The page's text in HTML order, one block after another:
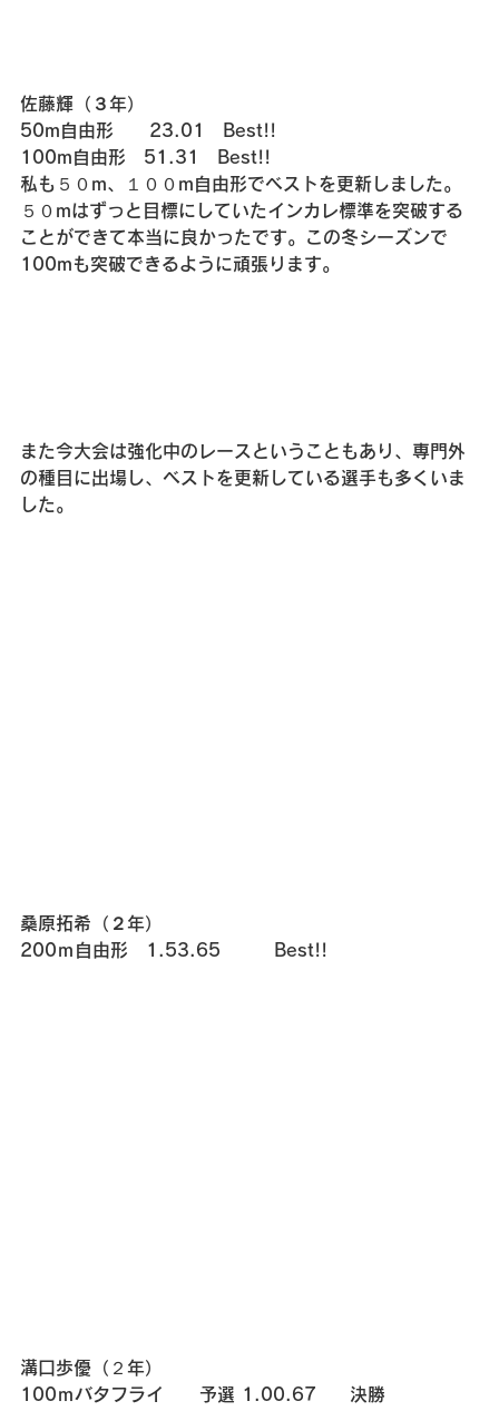
佐藤輝（３年）
50m自由形　　23.01　Best!!
100m自由形　51.31　Best!!
私も５０m、１００m自由形でベストを更新しました。
５０mはずっと目標にしていたインカレ標準を突破する
ことができて本当に良かったです。この冬シーズンで
100mも突破できるように頑張ります。
また今大会は強化中のレースということもあり、専門外
の種目に出場し、ベストを更新している選手も多くいま
した。
桑原拓希（２年）
200ｍ自由形　1.53.65　　　Best!!
溝口歩優（２年）
100ｍバタフライ　　予選 1.00.67     決勝